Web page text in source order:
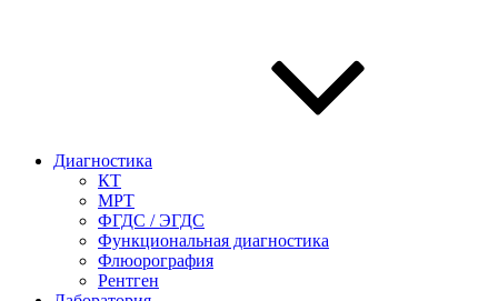
Диагностика
КТ
МРТ
ФГДС / ЭГДС
Функциональная диагностика
Флюорография
Рентген